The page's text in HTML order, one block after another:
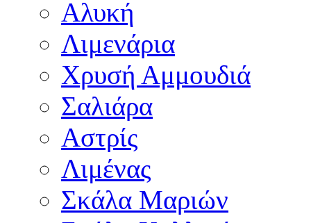
Αλυκή
Λιμενάρια
Χρυσή Αμμουδιά
Σαλιάρα
Αστρίς
Λιμένας
Σκάλα Μαριών